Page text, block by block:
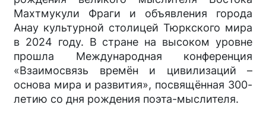
Махтмукули Фраги и объявления города
Анау культурной столицей Тюркского мира
в 2024 году. В стране на высоком уровне
прошла Международная конференция
«Взаимосвязь времён и цивилизаций –
основа мира и развития», посвящённая 300-
летию со дня рождения поэта-мыслителя.